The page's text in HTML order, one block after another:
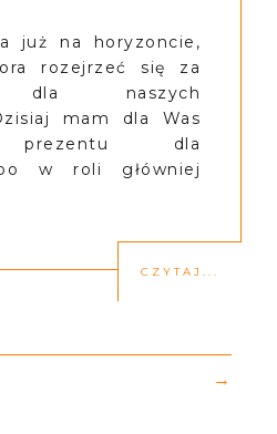
już na horyzoncie,
rozejrzeć się za
dla naszych
mam dla Was
prezentu dla
w roli główniej
CZYTAJ...
→